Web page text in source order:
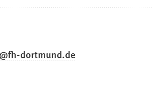
fh-dortmund de